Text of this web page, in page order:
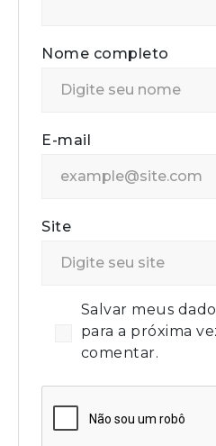
Nome completo
E-mail
Site
Salvar meus
para a próxima
comentar.